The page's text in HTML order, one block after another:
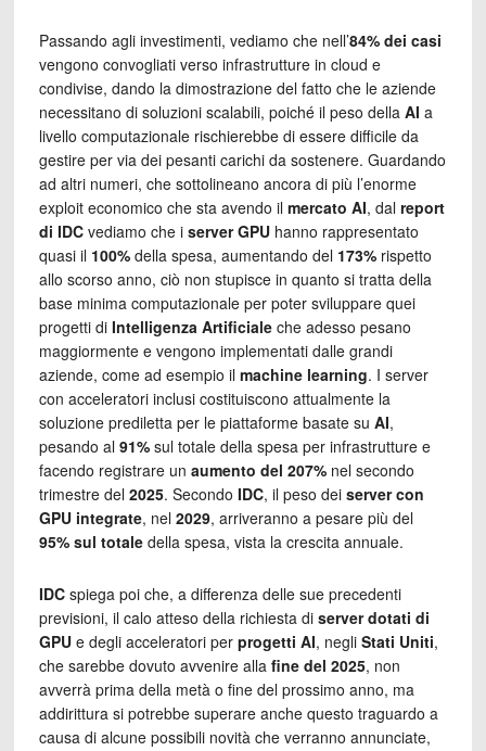
Passando agli investimenti, vediamo che nell’84% dei casi
vengono convogliati verso infrastrutture in cloud e
condivise, dando la dimostrazione del fatto che le aziende
necessitano di soluzioni scalabili, poiché il peso della AI a
livello computazionale rischierebbe di essere difficile da
gestire per via dei pesanti carichi da sostenere. Guardando
ad altri numeri, che sottolineano ancora di più l’enorme
exploit economico che sta avendo il mercato AI, dal report
di IDCvediamo che i server GPUhanno rappresentato
quasi il 100%della spesa, aumentando del 173%rispetto
allo scorso anno, ciò non stupisce in quanto si tratta della
base minima computazionale per poter sviluppare quei
progetti di Intelligenza Artificialeche adesso pesano
maggiormente e vengono implementati dalle grandi
aziende, come ad esempio il machine learning. I server
con acceleratori inclusi costituiscono attualmente la
soluzione prediletta per le piattaforme basate su AI,
pesando al 91%sul totale della spesa per infrastrutture e
facendo registrare un aumento del 207%nel secondo
trimestre del 2025. Secondo IDC, il peso dei server con
GPU integrate, nel 2029, arriveranno a pesare più del
95% sul totaledella spesa, vista la crescita annuale.
IDCspiega poi che, a differenza delle sue precedenti
previsioni, il calo atteso della richiesta di server dotati di
GPUe degli acceleratori per progetti AI, negli Stati Uniti,
che sarebbe dovuto avvenire alla fine del 2025, non
avverrà prima della metà o fine del prossimo anno, ma
addirittura si potrebbe superare anche questo traguardo a
causa di alcune possibili novità che verranno annunciate,